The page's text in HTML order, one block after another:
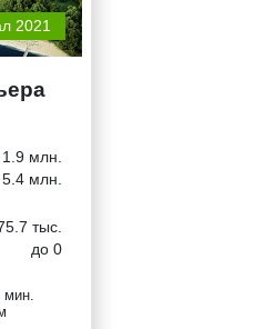
2021
млн.
млн.
тыс.
до 0
мин.